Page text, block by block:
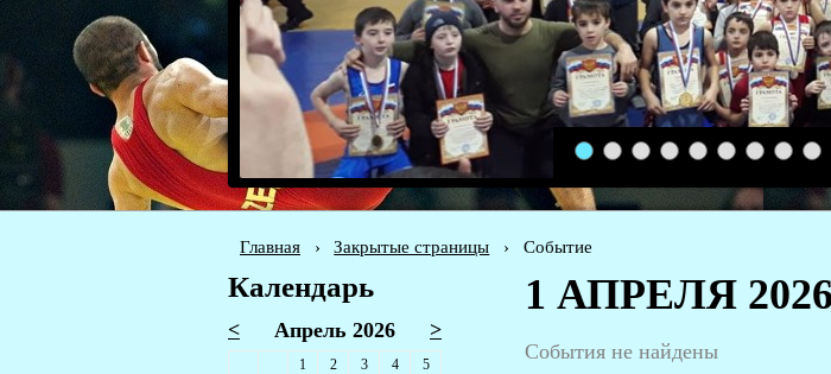
1 2 3 4 5 6 7 8 9
Главная › Закрытые страницы › Событие
Календарь
< >
Апрель 2026
1 2 3 4
5
1 АПРЕЛЯ
События не найдены